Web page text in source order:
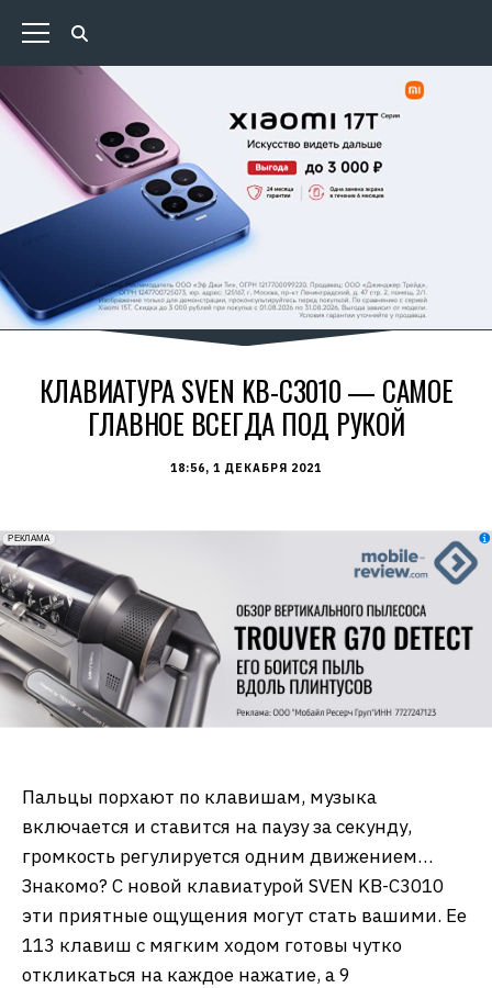
КЛАВИАТУРА SVEN KB-C3010 — САМОЕ
ГЛАВНОЕ ВСЕГДА ПОД РУКОЙ
18:56, 1 ДЕКАБРЯ 2021
erid: 2VfnxxmNzs5
РЕКЛАМА
Пальцы порхают по клавишам, музыка
включается и ставится на паузу за секунду,
громкость регулируется одним движением…
Знакомо? С новой клавиатурой SVEN KB-C3010
эти приятные ощущения могут стать вашими. Ее
113 клавиш с мягким ходом готовы чутко
откликаться на каждое нажатие, а 9